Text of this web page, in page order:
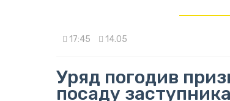
17:45 14.05
Уряд погодив
посаду